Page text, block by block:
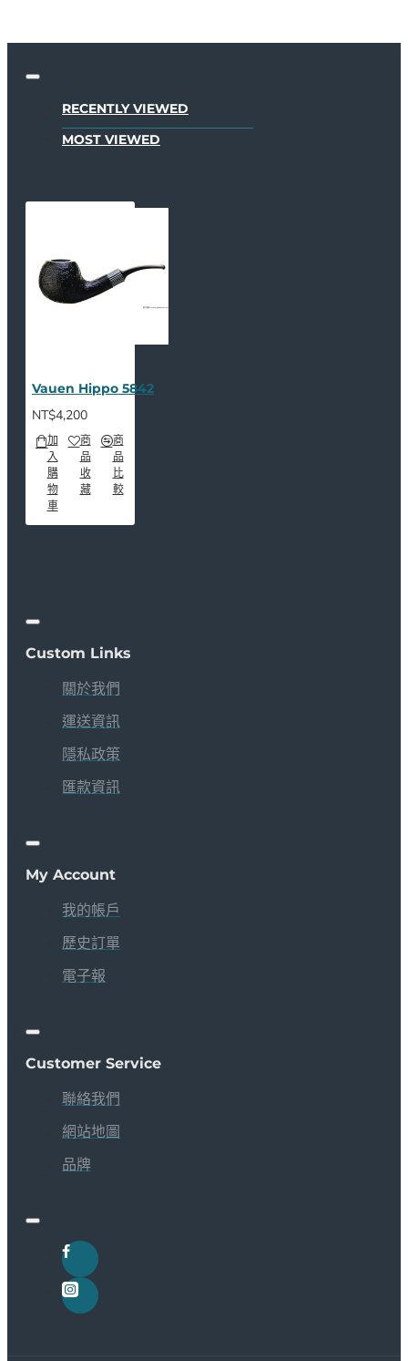
RECENTLY VIEWED
MOST VIEWED
Vauen Hippo 5842
NT$4,200
加
入
購
物
車
商
品
收
藏
商
品
比
較
Custom Links
關於我們
運送資訊
隱私政策
匯款資訊
My Account
我的帳戶
歷史訂單
電子報
Customer Service
聯絡我們
網站地圖
品牌